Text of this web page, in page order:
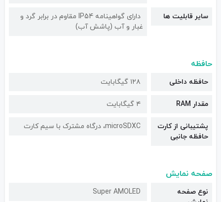
سایر قابلیت ها
دارای گواهینامه IP54 مقاوم در برابر گرد و
غبار و آب (پاشش آب)
حافظه
حافظه داخلی ۱۲۸ گیگابایت
مقدار RAM ۴ گیگابایت
پشتیبانی از کارت
حافظه جانبی
microSDXC، درگاه مشترک با سیم کارت
صفحه نمایش
نوع صفحه
Super AMOLED